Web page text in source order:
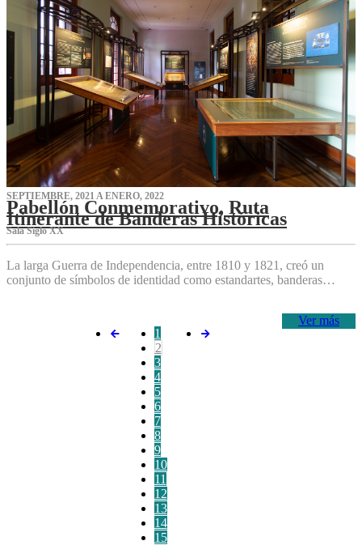
SEPTIEMBRE, 2021 A ENERO, 2022
Pabellón Conmemorativo, Ruta
Itinerante de Banderas Históricas
Sala Siglo XX
La larga Guerra de Independencia, entre 1810 y 1821, creó un
conjunto de símbolos de identidad como estandartes, banderas…
Ver más
1
2
3
4
5
6
7
8
9
10
11
12
13
14
15